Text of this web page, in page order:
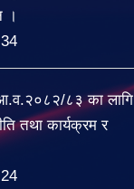
।
८३ का लागि
तथा कार्यक्रम र